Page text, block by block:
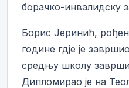
борачко-инвалидску
Борис Јеринић, рођен
године гдје је
средњу школу
Дипломирао је на